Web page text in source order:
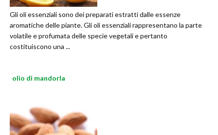
Gli oli essenziali sono dei preparati estratti dalle essenze
aromatiche delle piante. Gli oli essenziali rappresentano la parte
volatile e profumata delle specie vegetali e pertanto
costituiscono una ...
olio di mandorla